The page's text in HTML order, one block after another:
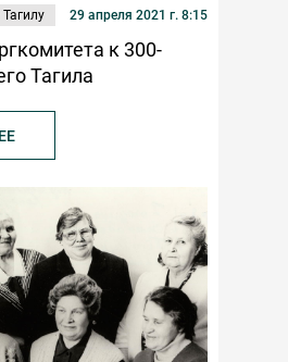
29 апреля 2021 г. 8:15
к 300-
Тагила